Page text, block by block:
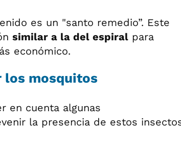
es un "santo remedio”. Este
similar a la del espiral para
económico.
los mosquitos
en cuenta algunas
la presencia de estos